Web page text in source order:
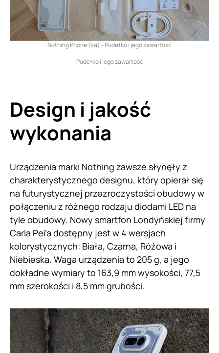
Nothing Phone (4a) – Pudełko i jego zawartość
Pudełko i jego zawartość
Design i jakość
wykonania
Urządzenia marki Nothing zawsze słynęły z
charakterystycznego designu, który opierał się
na futurystycznej przezroczystości obudowy w
połączeniu z różnego rodzaju diodami LED na
tyle obudowy. Nowy smartfon Londyńskiej firmy
Carla Pei’a dostępny jest w 4 wersjach
kolorystycznych: Biała, Czarna, Różowa i
Niebieska. Waga urządzenia to 205 g, a jego
dokładne wymiary to 163,9 mm wysokości, 77,5
mm szerokości i 8,5 mm grubości.